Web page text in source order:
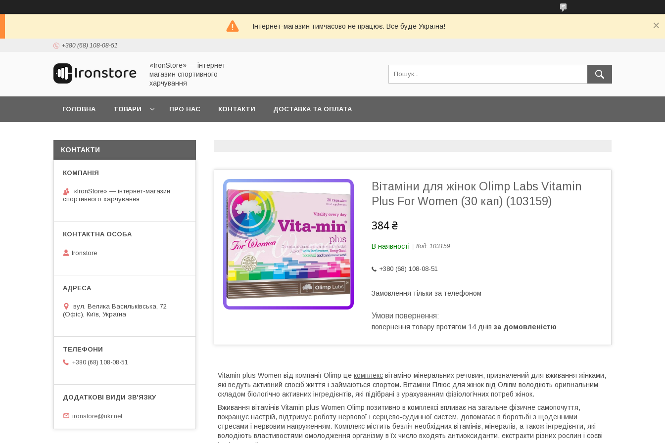
Інтернет-магазин тимчасово не працює. Все буде Україна!
+380 (68) 108-08-51
«IronStore» — інтернет-
магазин спортивного
харчування
ГОЛОВНА ТОВАРИ ПРО НАС КОНТАКТИ ДОСТАВКА ТА ОПЛАТА
Вітаміни для жінок Olimp Labs Vitamin
Plus For Women (30 кап) (103159)
384 ₴
В наявності Код: 103159
+380 (68) 108-08-51
Замовлення тільки за телефоном
повернення товару протягом 14 днів за домовленістю
Vitamin plus Women від компанії Olimp це комплекс вітаміно-мінеральних речовин, призначений для вживання жінками,
які ведуть активний спосіб життя і займаються спортом. Вітаміни Плюс для жінок від Оліпм володіють оригінальним
складом біологічно активних інгредієнтів, які підібрані з урахуванням фізіологічних потреб жінок.
Вживання вітамінів Vitamin plus Women Olimp позитивно в комплексі впливає на загальне фізичне самопочуття,
покращує настрій, підтримує роботу нервової і серцево-судинної систем, допомагає в боротьбі з щоденними
стресами і нервовим напруженням. Комплекс містить безліч необхідних вітамінів, мінералів, а також інгредієнти, які
володіють властивостями омолодження організму в їх число входять антиоксиданти, екстракти різних рослин і соєві
КОНТАКТИ
«IronStore» — інтернет-магазин
спортивного харчування
Ironstore
вул. Велика Васильківська, 72
(Офіс), Київ, Україна
+380 (68) 108-08-51
ironstore@ukr.net